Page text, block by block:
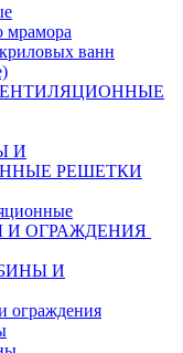
мрамора
ванн
И
РЕШЕТКИ
ОГРАЖДЕНИЯ
И
ограждения